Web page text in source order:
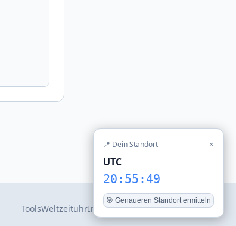
ToolsWeltzeituhrImpressumDatenschutz
📍 Dein Standort ×
UTC
20:55:49
🎯 Genaueren Standort ermitteln